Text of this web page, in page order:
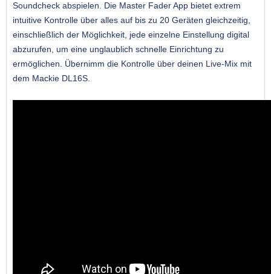
Soundcheck abspielen. Die Master Fader App bietet extrem
intuitive Kontrolle über alles auf bis zu 20 Geräten gleichzeitig,
einschließlich der Möglichkeit, jede einzelne Einstellung digital
abzurufen, um eine unglaublich schnelle Einrichtung zu
ermöglichen. Übernimm die Kontrolle über deinen Live-Mix mit
dem Mackie DL16S.